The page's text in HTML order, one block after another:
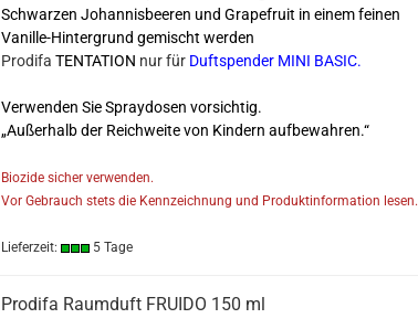
Schwarzen Johannisbeeren und Grapefruit in einem feinen
Vanille-Hintergrund gemischt werden
Prodifa TENTATION nur für Duftspender MINI BASIC.
Verwenden Sie Spraydosen vorsichtig.
„Außerhalb der Reichweite von Kindern aufbewahren.“
Biozide sicher verwenden.
Vor Gebrauch stets die Kennzeichnung und Produktinformation lesen.
Lieferzeit: 5 Tage
Prodifa Raumduft FRUIDO 150 ml